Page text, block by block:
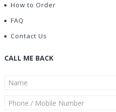
How to Order
FAQ
Contact Us
CALL ME BACK